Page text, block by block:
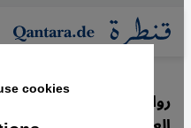
Direkt zum Inhalt springen
رواية "المكان الأخير"
cookies.